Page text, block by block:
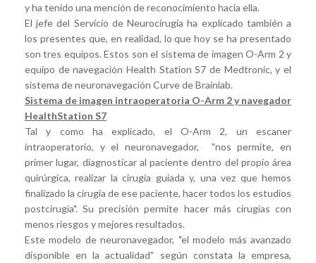
y ha tenido una mención de reconocimiento hacia ella.
El jefe del Servicio de Neurocirugía ha explicado también a
los presentes que, en realidad, lo que hoy se ha presentado
son tres equipos. Estos son el sistema de imagen O-Arm 2 y
equipo de navegación Health Station S7 de Medtronic, y el
sistema de neuronavegación Curve de Brainlab.
Sistema de imagen intraoperatoria O-Arm 2 y navegador
HealthStation S7
Tal y como ha explicado, el O-Arm 2, un escaner
intraoperatorio, y el neuronavegador, "nos permite, en
primer lugar, diagnosticar al paciente dentro del propio área
quirúrgica, realizar la cirugía guiada y, una vez que hemos
finalizado la cirugía de ese paciente, hacer todos los estudios
postcirugía". Su precisión permite hacer más cirugías con
menos riesgos y mejores resultados.
Este modelo de neuronavegador, "el modelo más avanzado
disponible en la actualidad" según constata la empresa,